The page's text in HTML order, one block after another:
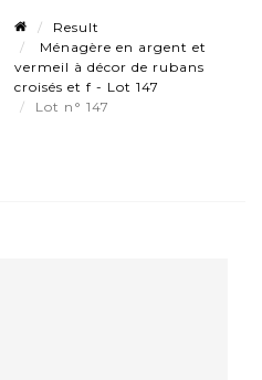
Result
Ménagère en argent et
vermeil à décor de rubans
croisés et f - Lot 147
Lot n° 147